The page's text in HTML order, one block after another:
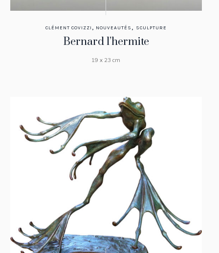
CLÉMENT COVIZZI , NOUVEAUTÉS , SCULPTURE
Bernard l’hermite
19 x 23 cm